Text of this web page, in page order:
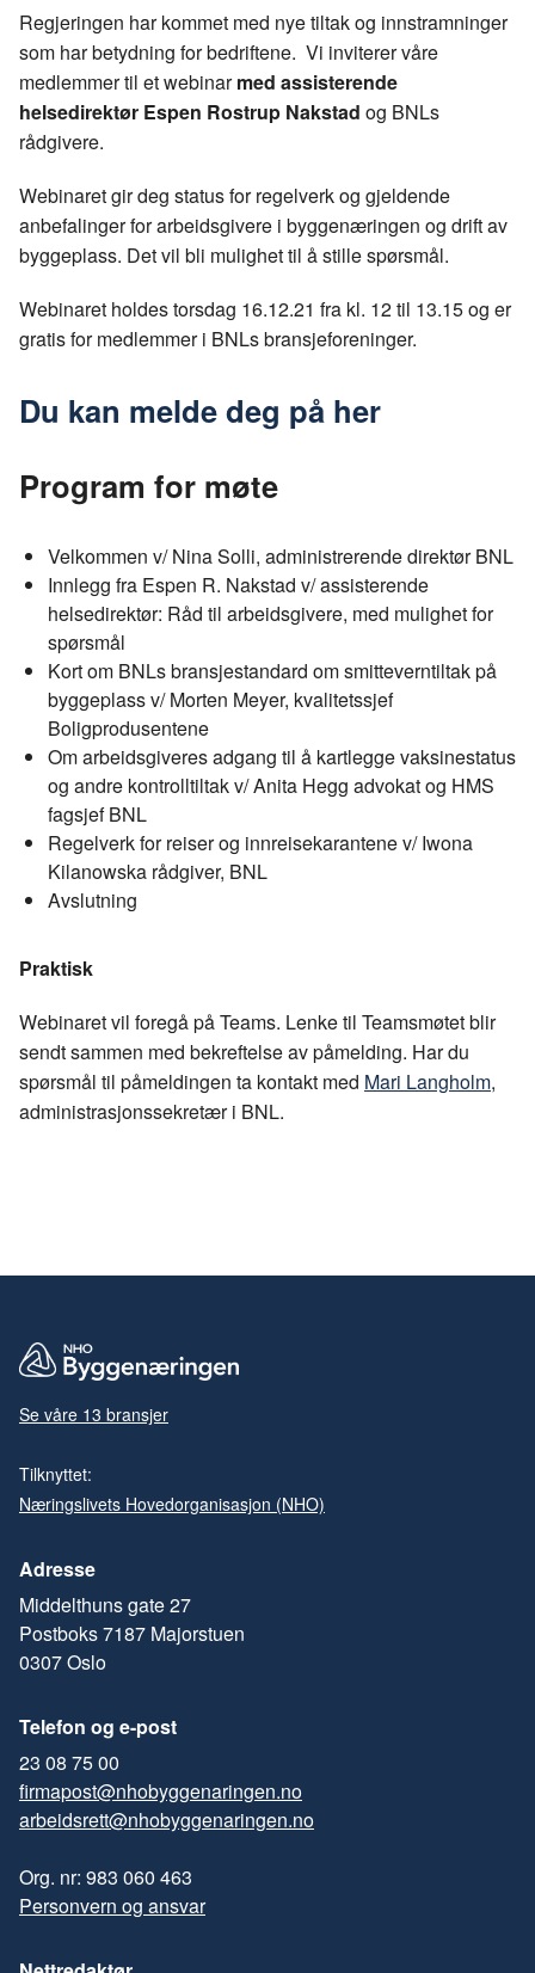
e
b
o
k
e
o
Regjeringen har kommet med nye tiltak og innstramninger
som har betydning for bedriftene. Vi inviterer våre
medlemmer til et webinarmed assisterende
helsedirektør Espen Rostrup Nakstad og BNLs
rådgivere.
Webinaret gir deg status for regelverk og gjeldende
anbefalinger for arbeidsgivere i byggenæringen og drift av
byggeplass. Det vil bli mulighet til å stille spørsmål.
Webinaret holdes torsdag 16.12.21 fra kl. 12 til 13.15 og er
gratis for medlemmer i BNLs bransjeforeninger.
Du kan melde deg på her
Program for møte
Velkommen v/ Nina Solli, administrerende direktør BNL
Innlegg fra Espen R. Nakstad v/ assisterende
helsedirektør: Råd til arbeidsgivere, med mulighet for
spørsmål
Kort om BNLs bransjestandard om smitteverntiltak på
byggeplass v/ Morten Meyer, kvalitetssjef
Boligprodusentene
Om arbeidsgiveres adgang til å kartlegge vaksinestatus
og andre kontrolltiltak v/ Anita Hegg advokat og HMS
fagsjef BNL
Regelverk for reiser og innreisekarantene v/ Iwona
Kilanowska rådgiver, BNL
Avslutning
Praktisk
Webinaret vil foregå på Teams. Lenke til Teamsmøtet blir
sendt sammen med bekreftelse av påmelding. Har du
spørsmål til påmeldingen ta kontakt med Mari Langholm,
administrasjonssekretær i BNL.
Se våre 13 bransjer
Tilknyttet:
Næringslivets Hovedorganisasjon (NHO)
Adresse
Middelthuns gate 27
Postboks 7187 Majorstuen
0307 Oslo
Telefon og e-post
23 08 75 00
firmapost@nhobyggenaringen.no
arbeidsrett@nhobyggenaringen.no
Org. nr: 983 060 463
Personvern og ansvar